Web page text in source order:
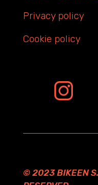
Privacy policy
Cookie policy
© 2023 BIKEEN